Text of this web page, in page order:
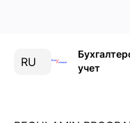
RU
учет